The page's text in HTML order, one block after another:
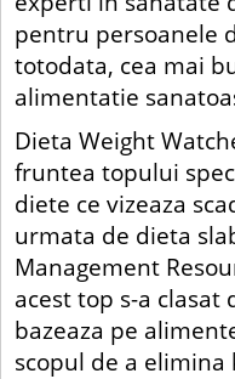
pentru persoanele
totodata, cea mai
alimentatie
Dieta Weight
fruntea topului
diete ce vizeaza
urmata de dieta
Management
acest top s-a clasat
bazeaza pe
scopul de a elimina